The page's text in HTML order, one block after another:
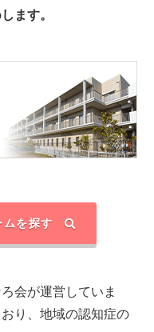
ます。
ムを探す
会が運営していま
り、地域の認知症の